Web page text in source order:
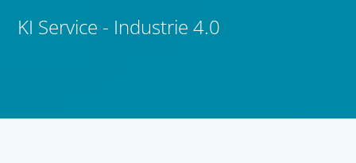
KI Service - Industrie 4.0